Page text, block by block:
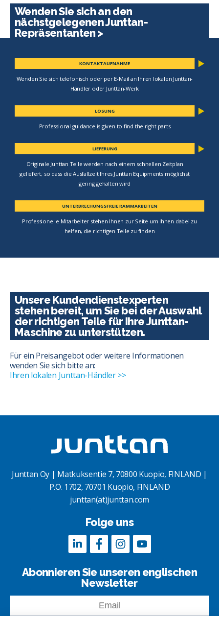
Wenden Sie sich an den
nächstgelegenen Junttan-
Repräsentanten >
KONTAKTAUFNAHME
Wenden Sie sich telefonisch oder per E-Mail an Ihren lokalen Junttan-
Händler oder Junttan-Werk
LÖSUNG
Professional guidance is given to find the right parts
LIEFERUNG
Originale Junttan Teile werden nach einem schnellen Zeitplan
geliefert, so dass die Ausfallzeit Ihres Junttan Equipments möglichst
gering gehalten wird
UNTERBRECHUNGSFREIE RAMMARBEITEN
Professionelle Mitarbeiter stehen Ihnen zur Seite um Ihnen dabei zu
helfen, die richtigen Teile zu finden
Unsere Kundendienstexperten
stehen bereit, um Sie bei der Auswahl
der richtigen Teile für Ihre Junttan-
Maschine zu unterstützen.
Für ein Preisangebot oder weitere Informationen
wenden Sie sich bitte an:
Ihren lokalen Junttan-Händler >>
Junttan Oy | Matkuksentie 7, 70800 Kuopio, FINLAND |
P.O. 1702, 70701 Kuopio, FINLAND
junttan(at)junttan.com
Folge uns
Abonnieren Sie unseren englischen
Newsletter